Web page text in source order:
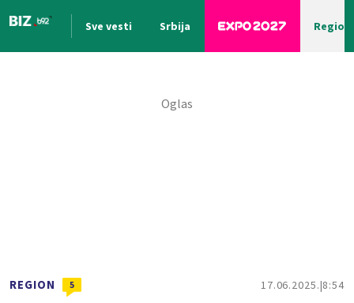
Sve vesti Srbija Region
REGION 5 17.06.2025. 8:54